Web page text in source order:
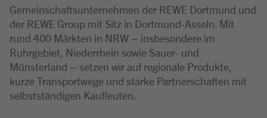
Gemeinschaftsunternehmen der REWE Dortmund und
der REWE Group mit Sitz in Dortmund-Asseln. Mit
rund 400 Märkten in NRW – insbesondere im
Ruhrgebiet, Niederrhein sowie Sauer- und
Münsterland – setzen wir auf regionale Produkte,
kurze Transportwege und starke Partnerschaften mit
selbstständigen Kaufleuten.